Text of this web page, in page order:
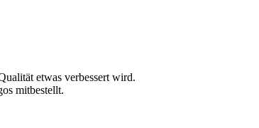
etwas verbessert wird.
mitbestellt.